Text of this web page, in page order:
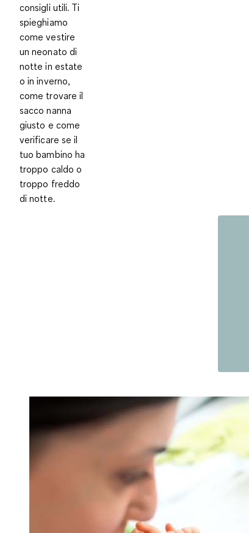
consigli utili. Ti
spieghiamo
come vestire
un neonato di
notte in estate
o in inverno,
come trovare il
sacco nanna
giusto e come
verificare se il
tuo bambino ha
troppo caldo o
troppo freddo
di notte.